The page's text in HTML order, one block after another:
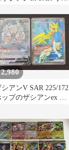
2,980
シアンV SAR 225/172
プのザシアンex SR